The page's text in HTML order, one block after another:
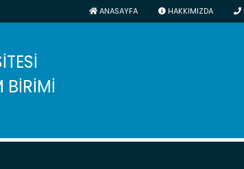
ANASAYFA HAKKIMIZDA
BİRİMİ